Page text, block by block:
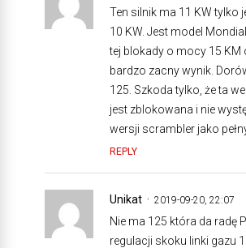
Ten silnik ma 11 KW tylko
10 KW. Jest model
tej blokady o mocy 15 KM
bardzo zacny wynik.
125. Szkoda tylko, że ta
jest zblokowana i nie
wersji scrambler jako
REPLY
Unikat 2019-09-20, 22:07
Nie ma 125 która da radę
regulacji skoku linki gazu